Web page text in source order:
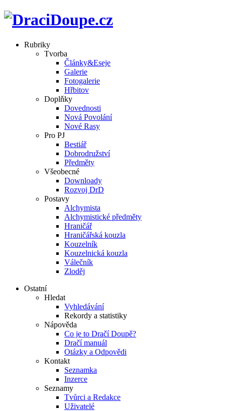
Rubriky
Tvorba
Články&Eseje
Galerie
Fotogalerie
Hřbitov
Doplňky
Dovednosti
Nová Povolání
Nové Rasy
Pro PJ
Bestiář
Dobrodružství
Předměty
Všeobecné
Downloady
Rozvoj DrD
Postavy
Alchymista
Alchymistické předměty
Hraničář
Hraničářská kouzla
Kouzelník
Kouzelnická kouzla
Válečník
Zloděj
Ostatní
Hledat
Vyhledávání
Rekordy a statistiky
Nápověda
Co je to Dračí Doupě?
Dračí manuál
Otázky a Odpovědi
Kontakt
Seznamka
Inzerce
Seznamy
Tvůrci a Redakce
Uživatelé